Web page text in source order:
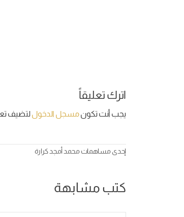
اترك تعليقاً
يجب أنت تكونمسجل الدخوللتضيف
إحدى مساهماتمحمد أمجد كرارة
كتب مشابهة